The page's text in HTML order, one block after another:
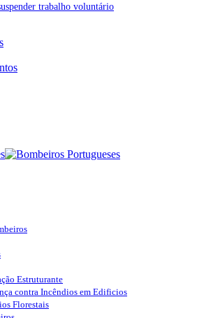
trabalho voluntário
Estruturante
contra Incêndios em Edificios
Florestais